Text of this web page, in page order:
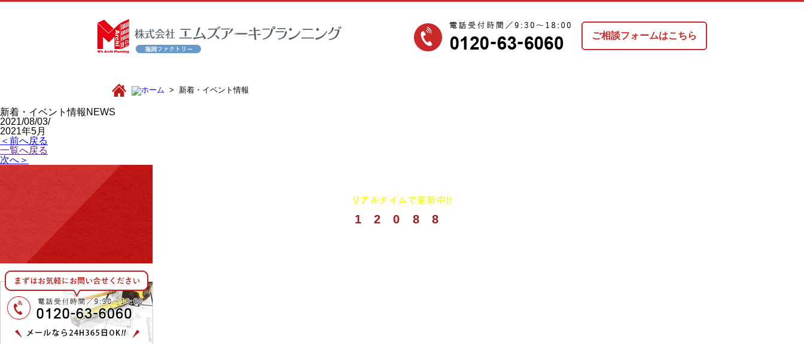
ご相談フォームはこちら
新着・イベント情報
新着・イベント情報 NEWS
2021/08/03/
2021年5月
＜前へ戻る
一覧へ戻る
次へ＞
1 2 0 8 8